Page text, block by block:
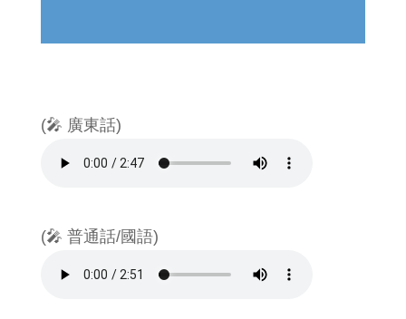
(🎤 廣東話)
(🎤 普通話/國語)